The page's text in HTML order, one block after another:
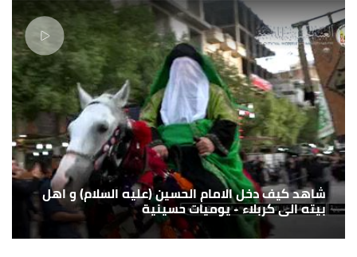
شاهد كيف دخل الامام الحسين (عليه السلام) و اهل
بيته الى كربلاء - يوميات حسينية